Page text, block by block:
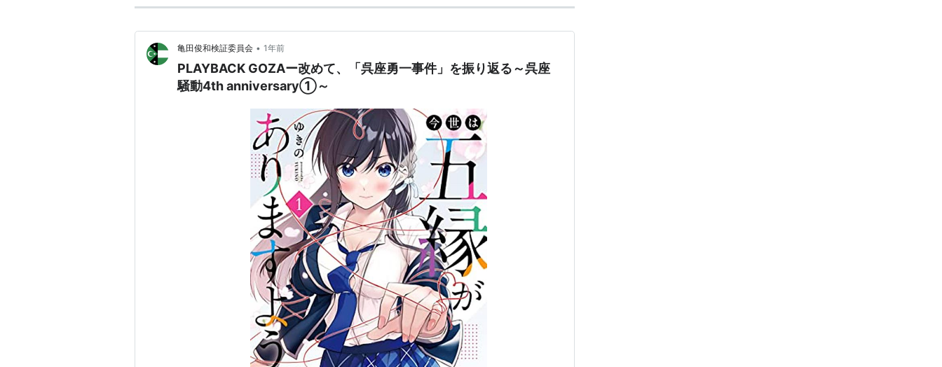
亀田俊和検証委員会 • 1年前
PLAYBACK GOZAー改めて、「呉座勇一事件」を振り返る～呉座
騒動4th anniversary①～